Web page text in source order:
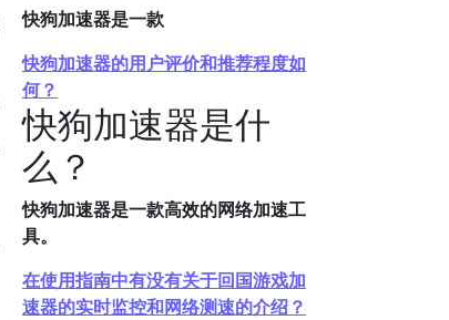
快狗加速器是一款
快狗加速器的用户评价和推荐程度如
何？
快狗加速器是什
么？
快狗加速器是一款高效的网络加速工
具。
在使用指南中有没有关于回国游戏加
速器的实时监控和网络测速的介绍？